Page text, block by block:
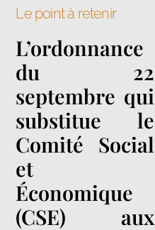
Le point à retenir
L’ordonnance
du 22
septembre qui
substitue le
Comité Social
et
Économique
(CSE) aux